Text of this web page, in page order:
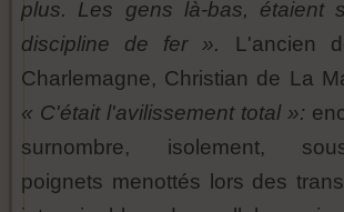
plus. Les gens là-bas, étaient
discipline de fer ».
L'ancien
Charlemagne, Christian de La
« C'était l'avilissement total »:
surnombre, isolement, sous-
poignets menottés lors des